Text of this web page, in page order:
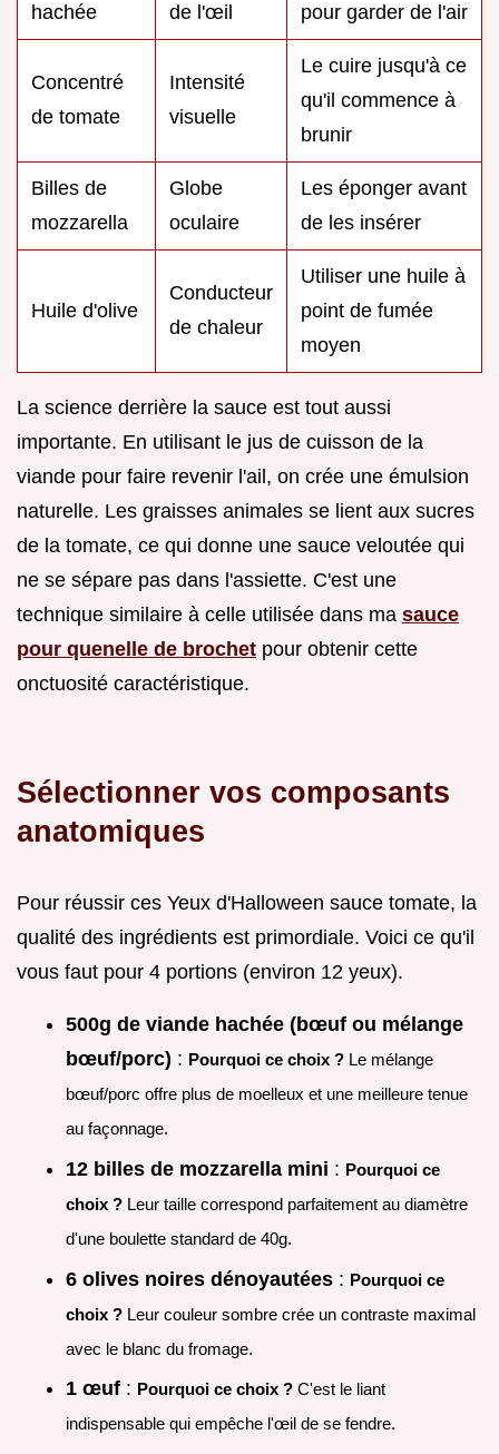
hachée
de l'œil
pour garder de l'air
Concentré
de tomate
Intensité
visuelle
Le cuire jusqu'à ce
qu'il commence à
brunir
Billes de
mozzarella
Globe
oculaire
Les éponger avant
de les insérer
Huile d'olive
Conducteur
de chaleur
Utiliser une huile à
point de fumée
moyen
La science derrière la sauce est tout aussi
importante. En utilisant le jus de cuisson de la
viande pour faire revenir l'ail, on crée une émulsion
naturelle. Les graisses animales se lient aux sucres
de la tomate, ce qui donne une sauce veloutée qui
ne se sépare pas dans l'assiette. C'est une
technique similaire à celle utilisée dans ma sauce
pour quenelle de brochet pour obtenir cette
onctuosité caractéristique.
Sélectionner vos composants
anatomiques
Pour réussir ces Yeux d'Halloween sauce tomate, la
qualité des ingrédients est primordiale. Voici ce qu'il
vous faut pour 4 portions (environ 12 yeux).
500g de viande hachée (bœuf ou mélange
bœuf/porc) : Pourquoi ce choix ? Le mélange
bœuf/porc offre plus de moelleux et une meilleure tenue
au façonnage.
12 billes de mozzarella mini : Pourquoi ce
choix ? Leur taille correspond parfaitement au diamètre
d'une boulette standard de 40g.
6 olives noires dénoyautées : Pourquoi ce
choix ? Leur couleur sombre crée un contraste maximal
avec le blanc du fromage.
1 œuf : Pourquoi ce choix ? C'est le liant
indispensable qui empêche l'œil de se fendre.